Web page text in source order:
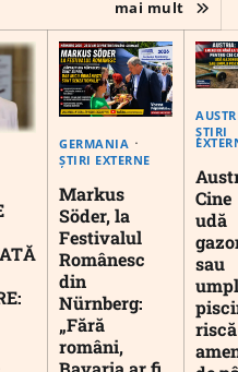
mai mult
GERMANIA
ȘTIRI EXTERNE
Markus
Söder, la
Festivalul
Românesc
din
Nürnberg:
„Fără
români,
ȘTIRI
Cine
udă
sau
riscă